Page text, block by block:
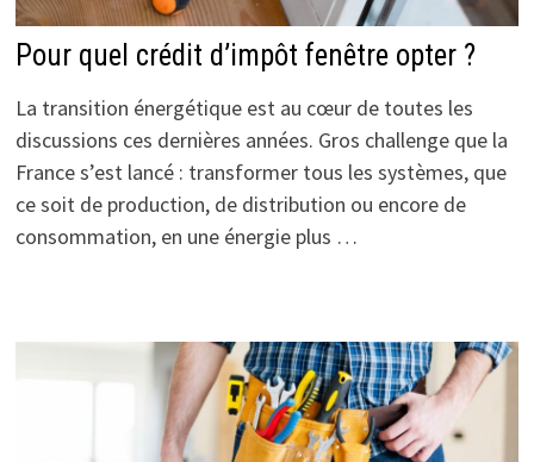
Pour quel crédit d’impôt fenêtre opter ?
La transition énergétique est au cœur de toutes les
discussions ces dernières années. Gros challenge que la
France s’est lancé : transformer tous les systèmes, que
ce soit de production, de distribution ou encore de
consommation, en une énergie plus …